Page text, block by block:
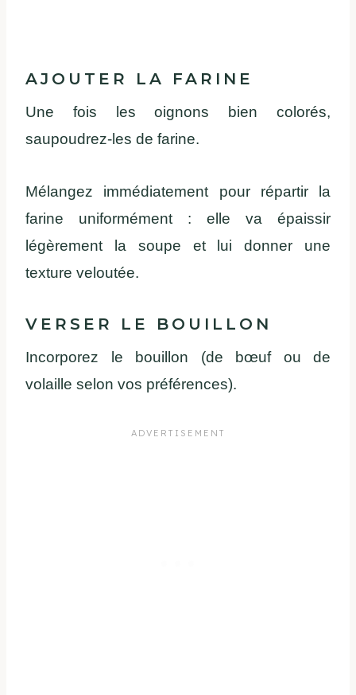
AJOUTER LA FARINE
Une fois lesoignons biencolorés,
saupoudrez-les de farine.
Mélangez immédiatement pour répartirla
farine
uniformément : elle va
épaissir
légèrement la soupe et lui donner une
texture veloutée.
VERSER LE BOUILLON
Incorporez le bouillon (de bœuf ou de
volaille selon vos préférences).